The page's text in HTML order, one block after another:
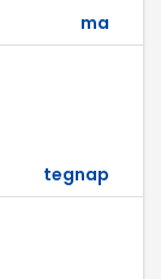
ma
tegnap